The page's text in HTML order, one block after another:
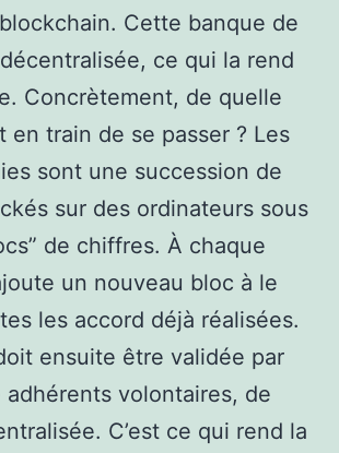
Cette banque de
ce qui la rend
Concrètement, de quelle
en train de se passer ? Les
sont une succession de
sur des ordinateurs sous
de chiffres. À chaque
un nouveau bloc à le
les accord déjà réalisées.
ensuite être validée par
adhérents volontaires, de
C’est ce qui rend la